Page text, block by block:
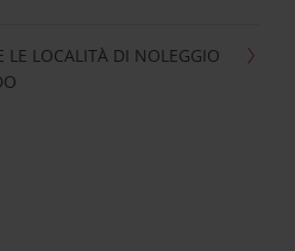
LE LOCALITÀ DI NOLEGGIO